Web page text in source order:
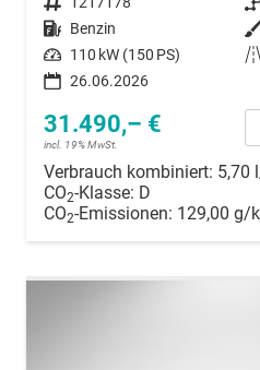
Kraftstoff Benzin
Leistung 110 kW (150 PS) Kilometerstand
26.06.2026
31.490,– €
incl. 19% MwSt.
Verbrauch kombiniert: 5,70
CO2-Klasse: D
CO2-Emissionen: 129,00 g/